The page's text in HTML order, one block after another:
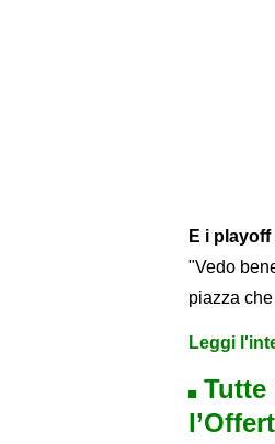
E i playoff
"Vedo
piazza
Leggi
Tutte